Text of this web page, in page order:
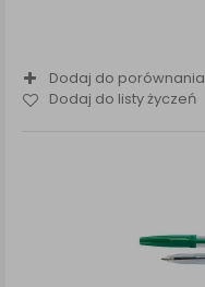
Dodaj do porównania
Dodaj do listy życzeń